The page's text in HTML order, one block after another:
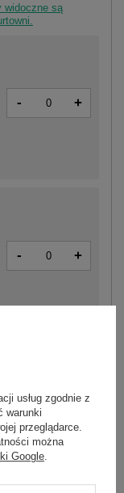
widoczne są
- +
- +
usług zgodnie z
warunki
przeglądarce.
można
Google